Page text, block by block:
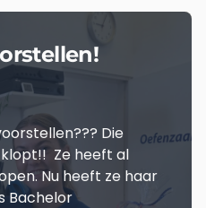
Die
Ze heeft al
Nu heeft ze haar
Bachelor